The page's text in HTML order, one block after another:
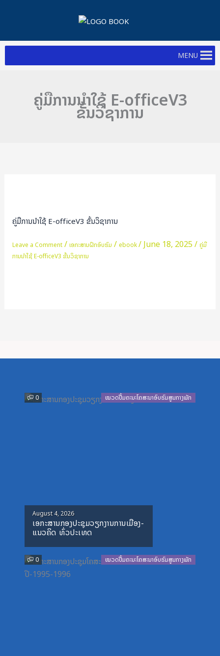
MENU
ຄູ່ມືການນໍາໃຊ້ E-officeV3
ຂັ້ນວິຊາການ
ຄູ່ມືການນໍາໃຊ້ E-officeV3 ຂັ້ນວິຊາການ
Leave a Comment / ເອກະສານຝຶກອົບຮົມ / ebook/June 18, 2025/ ຄູ່ມື
ການນໍາໃຊ້ E-officeV3 ຂັ້ນວິຊາການ
ນໍາ
ໃຊ້
E-
officeV3
0 ໝວດປື້ມຄະນະໂຄສະນາອົບຮົມສູນກາງພັກ
Posted
on
August 4, 2026
ເອກະສານກອງປະຊຸມວຽກງານການເມືອງ-
ແນວຄິດ ທົ່ວປະເທດ
0 ໝວດປື້ມຄະນະໂຄສະນາອົບຮົມສູນກາງພັກ
Previous
Next